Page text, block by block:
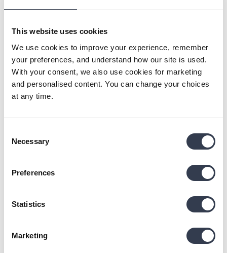
This website uses cookies
We use cookies to improve your experience, remember
your preferences, and understand how our site is used.
With your consent, we also use cookies for marketing
and personalised content. You can change your choices
at any time.
Selection
Necessary
Preferences
Statistics
Marketing
Kristi Luha
Material is okay but I am very disappointed that the
1 person found this review helpful.